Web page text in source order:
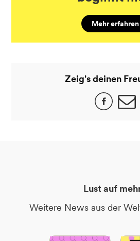
Mehr erfahren
Zeig's deinen
Lust auf
Weitere News aus der